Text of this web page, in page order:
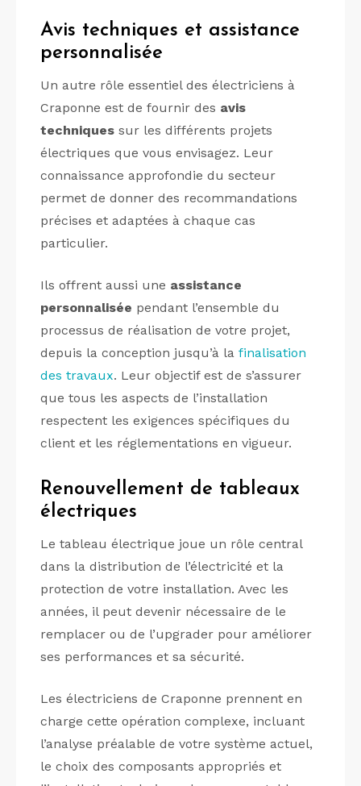
Avis techniques et assistance
personnalisée
Un autre rôle essentiel des électriciens à
Craponne est de fournir des avis
techniques sur les différents projets
électriques que vous envisagez. Leur
connaissance approfondie du secteur
permet de donner des recommandations
précises et adaptées à chaque cas
particulier.
Ils offrent aussi une assistance
personnalisée pendant l’ensemble du
processus de réalisation de votre projet,
depuis la conception jusqu’à la finalisation
des travaux. Leur objectif est de s’assurer
que tous les aspects de l’installation
respectent les exigences spécifiques du
client et les réglementations en vigueur.
Renouvellement de tableaux
électriques
Le tableau électrique joue un rôle central
dans la distribution de l’électricité et la
protection de votre installation. Avec les
années, il peut devenir nécessaire de le
remplacer ou de l’upgrader pour améliorer
ses performances et sa sécurité.
Les électriciens de Craponne prennent en
charge cette opération complexe, incluant
l’analyse préalable de votre système actuel,
le choix des composants appropriés et